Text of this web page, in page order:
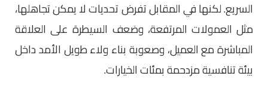
السريع. لكنها في المقابل تفرض تحديات لا يمكن تجاهلها،
مثل العمولات المرتفعة، وضعف السيطرة على العلاقة
المباشرة مع العميل، وصعوبة بناء ولاء طويل الأمد داخل
بيئة تنافسية مزدحمة بمئات الخيارات.